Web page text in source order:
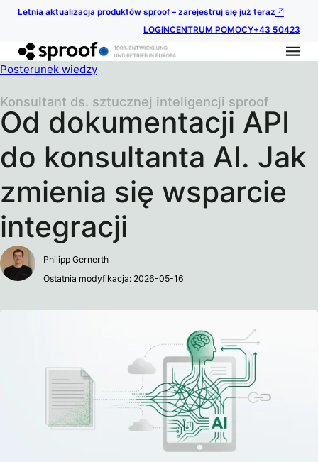
Letnia aktualizacja produktów sproof – zarejestruj się już teraz
LOGINCENTRUM POMOCY+43 50423
Posterunek wiedzy
Od dokumentacji API
do konsultanta AI. Jak
zmienia się wsparcie
integracji
Konsultant ds. sztucznej inteligencji sproof
Philipp Gernerth
Ostatnia modyfikacja: 2026-05-16